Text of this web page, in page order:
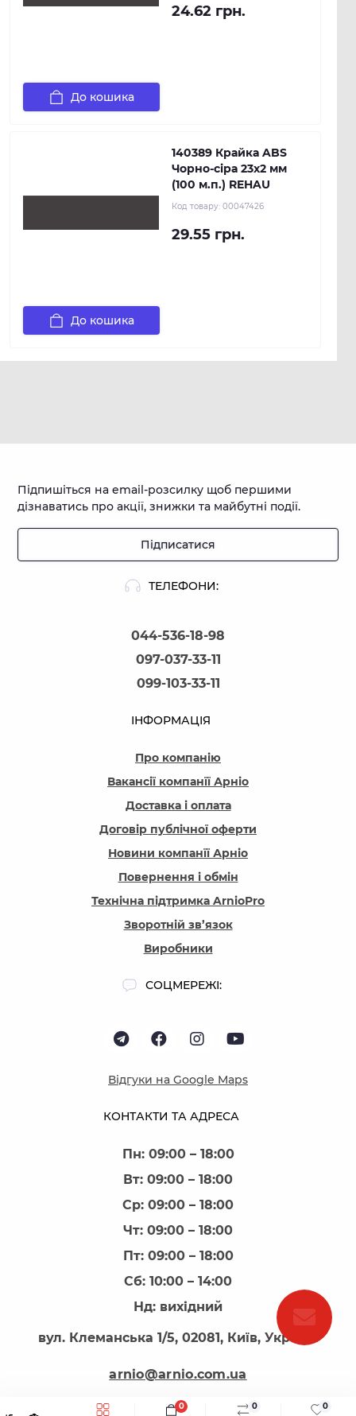
0 0
0
24.62 грн.
До кошика
140389 Крайка ABS
Чорно-сіра 23х2 мм
(100 м.п.) REHAU
Код товару: 00047426
29.55 грн.
До кошика
ТЕЛЕФОНИ:
044-536-18-98
097-037-33-11
099-103-33-11
Підпишіться на email-розсилку щоб першими
дізнаватись про акції, знижки та майбутні події.
Підписатися
КОНТАКТИ ТА АДРЕСА
Пн: 09:00 – 18:00
Вт: 09:00 – 18:00
Ср: 09:00 – 18:00
Чт: 09:00 – 18:00
Пт: 09:00 – 18:00
Сб: 10:00 – 14:00
Нд: вихідний
вул. Клеманська 1/5, 02081, Київ, Україна
arnio@arnio.com.ua
ІНФОРМАЦІЯ
Про компанію
Вакансії компанїї Арніо
Доставка і оплата
Договір публічної оферти
Новини компанїї Арніо
Повернення і обмін
Технічна підтримка ArnioPro
Зворотній зв’язок
Виробники
СОЦМЕРЕЖІ:
Відгуки на Google Maps